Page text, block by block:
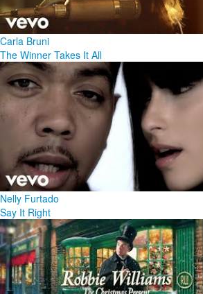
Carla Bruni
The Winner Takes It All
Nelly Furtado
Say It Right